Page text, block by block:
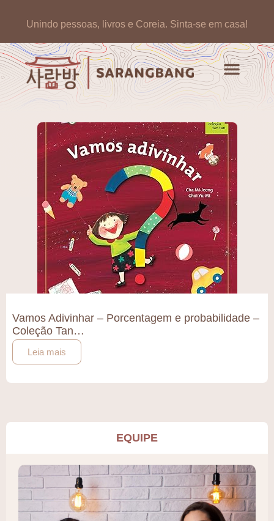
Unindo pessoas, livros e Coreia. Sinta-se em casa!
Vamos Adivinhar – Porcentagem e probabilidade –
Coleção Tan…
Leia mais
EQUIPE